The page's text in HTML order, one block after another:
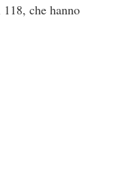
che hanno